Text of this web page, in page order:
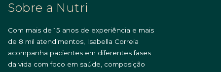
Sobre a Nutri
Com mais de 15 anos de experiência e mais
de 8 mil atendimentos, Isabella Correia
acompanha pacientes em diferentes fases
da vida com foco em saúde, composição